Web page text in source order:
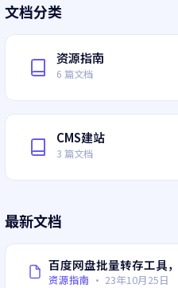
文档分类
资源指南
6 篇文档
CMS建站
3 篇文档
最新文档
百度网盘批量转存工具
资源指南 · 23年10月25日